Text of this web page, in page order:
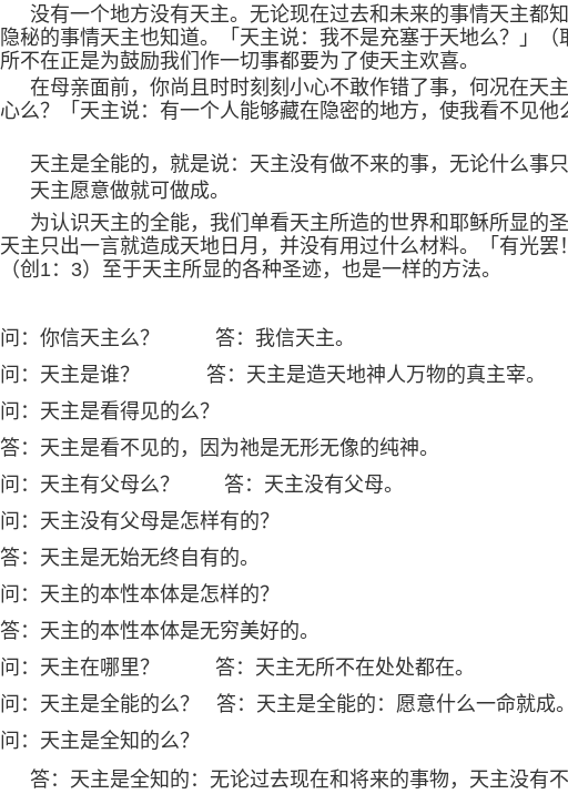
没有一个地方没有天主。无论现在过去和未来的事情天主都
隐秘的事情天主也知道。「天主说：我不是充塞于天地么？」（
所不在正是为鼓励我们作一切事都要为了使天主欢喜。
在母亲面前，你尚且时时刻刻小心不敢作错了事，何况在天
心么？「天主说：有一个人能够藏在隐密的地方，使我看不见他
天主是全能的，就是说：天主没有做不来的事，无论什么事
天主愿意做就可做成。
为认识天主的全能，我们单看天主所造的世界和耶稣所显的
天主只出一言就造成天地日月，并没有用过什么材料。「有光罢
（创1：3）至于天主所显的各种圣迹，也是一样的方法。
问：你信天主么？ 答：我信天主。
问：天主是谁？ 答：天主是造天地神人万物的真主宰。
问：天主是看得见的么？
答：天主是看不见的，因为祂是无形无像的纯神。
问：天主有父母么？ 答：天主没有父母。
问：天主没有父母是怎样有的？
答：天主是无始无终自有的。
问：天主的本性本体是怎样的？
答：天主的本性本体是无穷美好的。
问：天主在哪里？ 答：天主无所不在处处都在。
问：天主是全能的么？ 答：天主是全能的：愿意什么一命就成。
问：天主是全知的么？
答：天主是全知的：无论过去现在和将来的事物，天主没有